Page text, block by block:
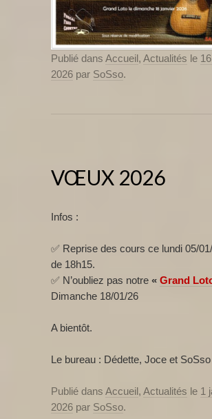
Publié dans Accueil, Actualités le
2026 par SoSso.
VŒUX 2026
Infos :
✅ Reprise des cours ce lundi 05/
de 18h15.
✅ N’oubliez pas notre « Grand
Dimanche 18/01/26
A bientôt.
Le bureau : Dédette, Joce et SoSso
Publié dans Accueil, Actualités le 1
2026 par SoSso.